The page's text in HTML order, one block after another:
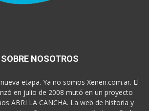
SOBRE NOSOTROS
etapa. Ya no somos Xenen.com.ar. El
en julio de 2008 mutó en un proyecto
ABRI LA CANCHA. La web de historia y